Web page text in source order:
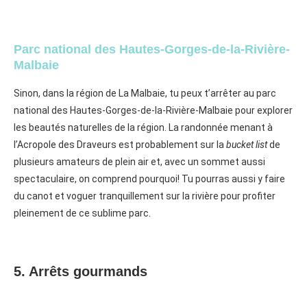
Parc national des Hautes-Gorges-de-la-Rivière-
Malbaie
Sinon, dans la région de La Malbaie, tu peux t’arrêter au parc
national des Hautes-Gorges-de-la-Rivière-Malbaie pour explorer
les beautés naturelles de la région. La randonnée menant à
l’Acropole des Draveurs est probablement sur labucket listde
plusieurs amateurs de plein air et, avec un sommet aussi
spectaculaire, on comprend pourquoi! Tu pourras aussi y faire
du canot et voguer tranquillement sur la rivière pour profiter
pleinement de ce sublime parc.
5. Arrêts gourmands